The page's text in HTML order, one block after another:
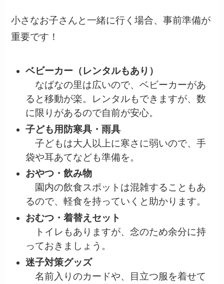
小さなお子さんと一緒に行く場合、事前準備が
重要です！
ベビーカー（レンタルもあり）
なばなの里は広いので、ベビーカーがあ
ると移動が楽。レンタルもできますが、数
に限りがあるので自前が安心。
子ども用防寒具・雨具
子どもは大人以上に寒さに弱いので、手
袋や耳あてなども準備を。
おやつ・飲み物
園内の飲食スポットは混雑することもあ
るので、軽食を持っていくと助かります。
おむつ・着替えセット
トイレもありますが、念のため余分に持
っておきましょう。
迷子対策グッズ
名前入りのカードや、目立つ服を着せて